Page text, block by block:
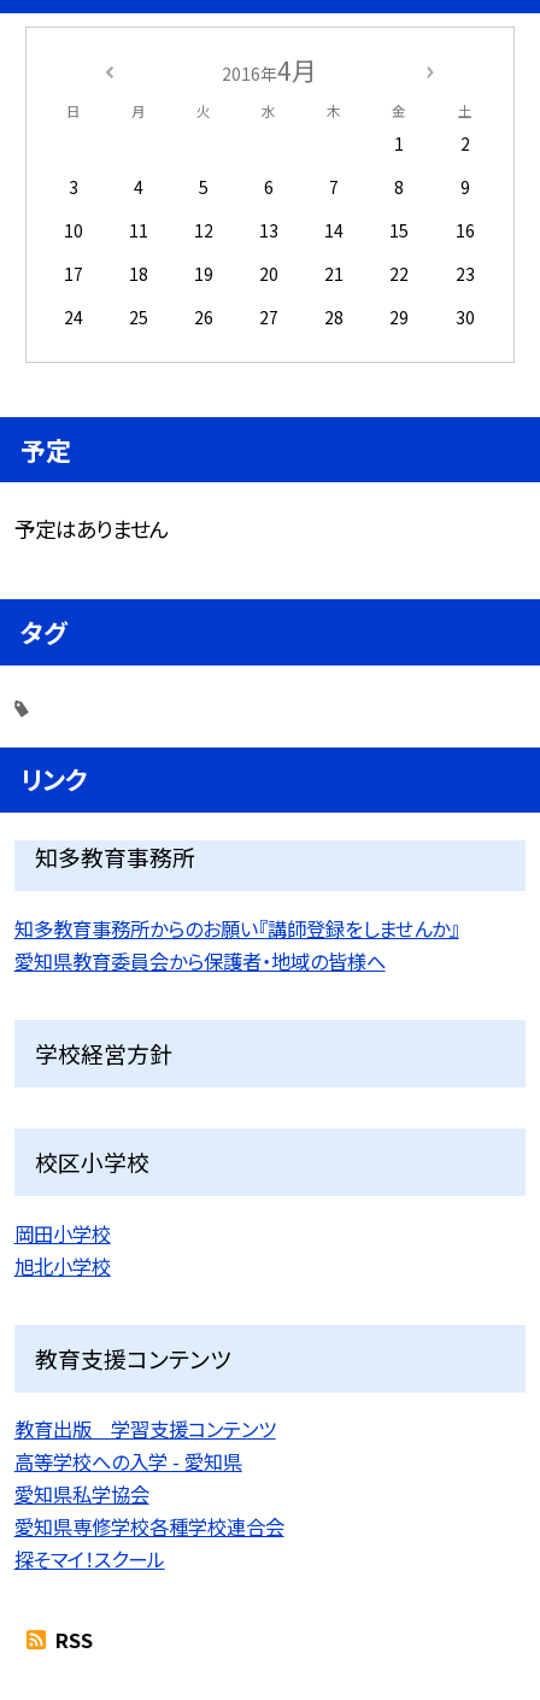
2016年4月
日 月 火 水 木 金 土
1
2
3
4 5 6 7 8
9
10
11 12 13 14 15
16
17
18 19 20 21 22
23
24
25 26 27 28 29 30
予定
予定はありません
タグ
リンク
知多教育事務所
知多教育事務所からのお願い『講師登録をしませんか』
愛知県教育委員会から保護者・地域の皆様へ
学校経営方針
校区小学校
岡田小学校
旭北小学校
教育支援コンテンツ
教育出版 学習支援コンテンツ
高等学校への入学 - 愛知県
愛知県私学協会
愛知県専修学校各種学校連合会
探そマイ！スクール
RSS